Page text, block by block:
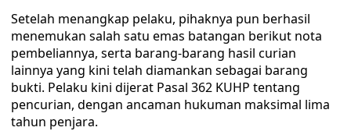
Setelah menangkap pelaku, pihaknya pun berhasil
menemukan salah satu emas batangan berikut nota
pembeliannya, serta barang-barang hasil curian
lainnya yang kini telah diamankan sebagai barang
bukti. Pelaku kini dijerat Pasal 362 KUHP tentang
pencurian, dengan ancaman hukuman maksimal lima
tahun penjara.